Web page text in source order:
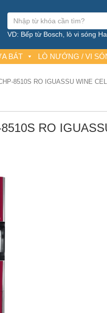
VD: Bếp từ Bosch, lò vi sóng
BÁT LÒ NƯỚNG / VI
8510S RO IGUASSU WINE
RO